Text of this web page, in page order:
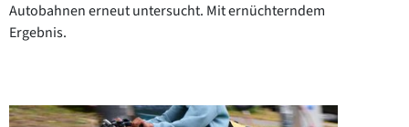
Autobahnen erneut untersucht. Mit ernüchterndem
Ergebnis.